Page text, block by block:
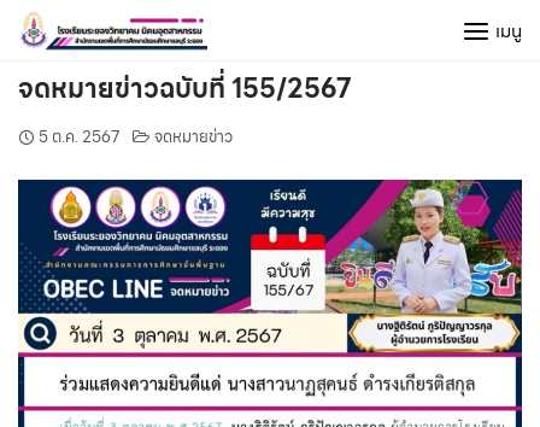
Skip
content
เมนู
จดหมายข่าวฉบับที่ 155/2567
5 ต.ค. 2567 จดหมายข่าว